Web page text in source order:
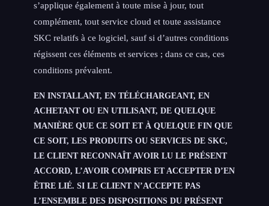
s’applique également à toute mise à jour, tout
complément, tout service cloud et toute assistance
SKC relatifs à ce logiciel, sauf si d’autres conditions
régissent ces éléments et services ; dans ce cas, ces
conditions prévalent.
EN INSTALLANT, EN TÉLÉCHARGEANT, EN
ACHETANT OU EN UTILISANT, DE QUELQUE
MANIÈRE QUE CE SOIT ET À QUELQUE FIN QUE
CE SOIT, LES PRODUITS OU SERVICES DE SKC,
LE CLIENT RECONNAÎT AVOIR LU LE PRÉSENT
ACCORD, L’AVOIR COMPRIS ET ACCEPTER D’EN
ÊTRE LIÉ. SI LE CLIENT N’ACCEPTE PAS
L’ENSEMBLE DES DISPOSITIONS DU PRÉSENT